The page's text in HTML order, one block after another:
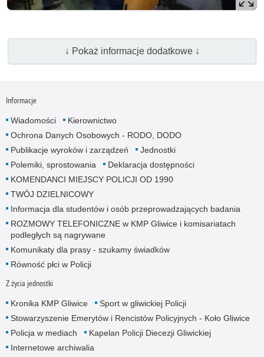
↓ Pokaż informacje dodatkowe ↓
Informacje
Wiadomości
Kierownictwo
Ochrona Danych Osobowych - RODO, DODO
Publikacje wyroków i zarządzeń
Jednostki
Polemiki, sprostowania
Deklaracja dostępności
KOMENDANCI MIEJSCY POLICJI OD 1990
TWÓJ DZIELNICOWY
Informacja dla studentów i osób przeprowadzających badania
ROZMOWY TELEFONICZNE w KMP Gliwice i komisariatach
podległych są nagrywane
Komunikaty dla prasy - szukamy świadków
Równość płci w Policji
Z życia jednostki
Kronika KMP Gliwice
Sport w gliwickiej Policji
Stowarzyszenie Emerytów i Rencistów Policyjnych - Koło Gliwice
Policja w mediach
Kapelan Policji Diecezji Gliwickiej
Internetowe archiwalia